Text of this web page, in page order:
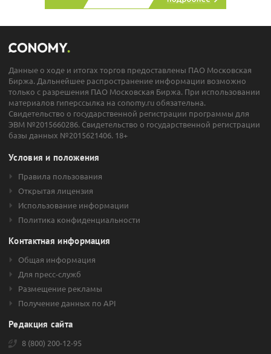
Данные о ходе и итогах торгов предоставлены ПАО Московская
Биржа. Дальнейшее распространение информации возможно
только с разрешения ПАО Московская Биржа. При использовании
материалов гиперссылка на conomy.ru обязательна.
Свидетельство о государственной регистрации программы для
ЭВМ №2015660286. Свидетельство о государственной регистрации
базы данных №2015621406. 18+
Условия и положения
Правила пользования
Открытая лицензия
Использование информации
Политика конфиденциальности
Контактная информация
Общая информация
Для пресс-служб
Размещение рекламы
Получение данных по API
Редакция сайта
8 (800) 200-12-95